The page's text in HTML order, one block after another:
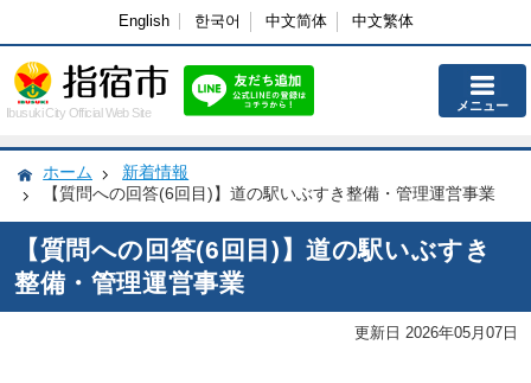
English 한국어 中文简体 中文繁体
Ibusuki City Official Web Site メニュー
ホーム
新着情報
【質問への回答(6回目)】道の駅いぶすき整備・管理運営事業
【質問への回答(6回目)】道の駅いぶすき
整備・管理運営事業
更新日 2026年05月07日